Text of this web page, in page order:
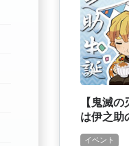
【鬼滅
は伊之助
[Twitter
イベント